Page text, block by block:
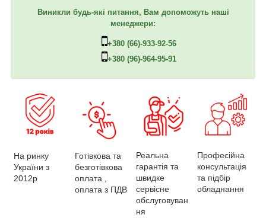
Виникли будь-які питання, Вам допоможуть наші
менеджери:
+380 (66)-933-92-56
+380 (96)-964-95-91
На ринку
України з
2012р
Готівкова та
безготівкова
оплата ,
оплата з ПДВ
Реальна
гарантія та
швидке
сервісне
обслуговуван
ня
Професійна
консультація
та підбір
обладнання